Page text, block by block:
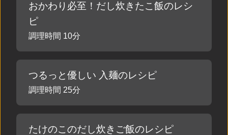
おかわり必至！だし炊きたこ飯のレシ
ピ
調理時間 10分
つるっと優しい 入麺のレシピ
調理時間 25分
たけのこのだし炊きご飯のレシピ